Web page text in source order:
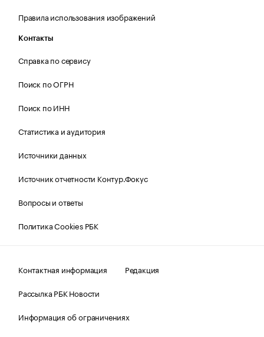
Правила использования изображений
Контакты
Справка по сервису
Поиск по ОГРН
Поиск по ИНН
Статистика и аудитория
Источники данных
Источник отчетности Контур.Фокус
Вопросы и ответы
Политика Cookies РБК
Контактная информация
Редакция
Рассылка РБК Новости
Информация об ограничениях